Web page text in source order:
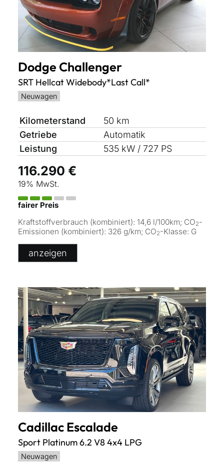
Dodge Challenger
SRT Hellcat Widebody*Last Call*
Neuwagen
Kilometerstand
50 km
Getriebe
Automatik
Leistung
535 kW / 727 PS
116.290 €
19% MwSt.
fairer Preis
Kraftstoffverbrauch (kombiniert): 14,6 l/100km; CO2-
Emissionen (kombiniert): 326 g/km; CO2-Klasse: G
anzeigen
CadillacEscalade
Sport Platinum 6.2 V8 4x4 LPG
Neuwagen